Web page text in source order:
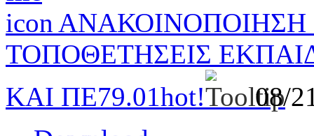
ΑΝΑΚΟΙΝΟΠΟΙΗΣΗ
ΤΟΠΟΘΕΤΗΣΕΙΣ
ΚΑΙ ΠΕ79.01hot!
08/